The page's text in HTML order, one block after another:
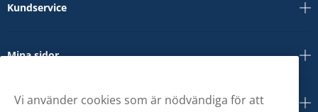
Kundservice
Mina sidor
Om oss
Vi använder cookies som är nödvändiga för att